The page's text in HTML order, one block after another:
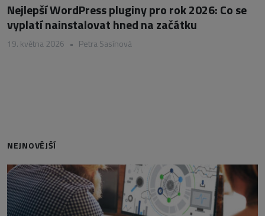
Nejlepší WordPress pluginy pro rok 2026: Co se
vyplatí nainstalovat hned na začátku
19. května 2026 • Petra Sasínová
NEJNOVĚJŠÍ